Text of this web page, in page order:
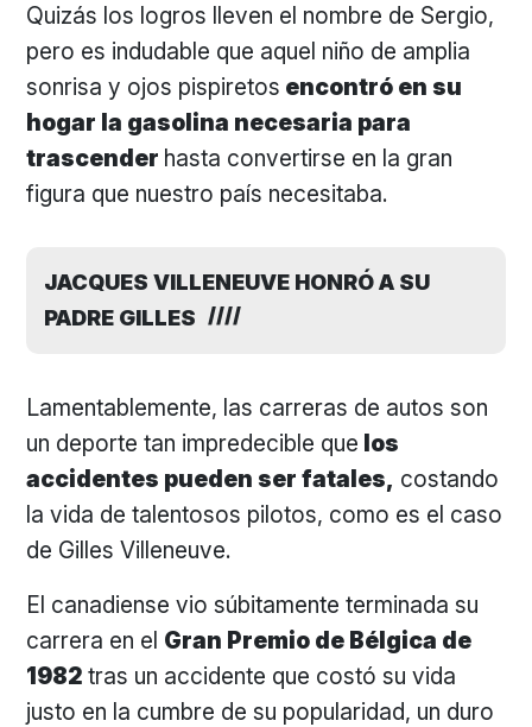
Quizás los logros lleven el nombre de Sergio,
pero es indudable que aquel niño de amplia
sonrisa y ojos pispiretos encontró en su
hogar la gasolina necesaria para
trascender hasta convertirse en la gran
figura que nuestro país necesitaba.
JACQUES VILLENEUVE HONRÓ A SU
PADRE GILLES
Lamentablemente, las carreras de autos son
un deporte tan impredecible que los
accidentes pueden ser fatales, costando
la vida de talentosos pilotos, como es el caso
de Gilles Villeneuve.
El canadiense vio súbitamente terminada su
carrera en el Gran Premio de Bélgica de
1982tras un accidente que costó su vida
justo en la cumbre de su popularidad, un duro